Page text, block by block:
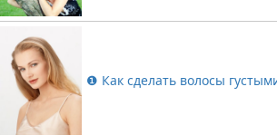
❶ Как сделать волосы